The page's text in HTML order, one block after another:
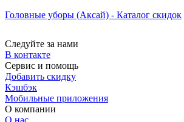
Головные уборы (Аксай) - Каталог скидок
Следуйте за нами
В контакте
Сервис и помощь
Добавить скидку
Кэшбэк
Мобильные приложения
О компании
О нас